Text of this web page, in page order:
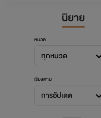
นิยาย
หมวด
ทุกหมวด
เรียงตาม
การอัปเดต